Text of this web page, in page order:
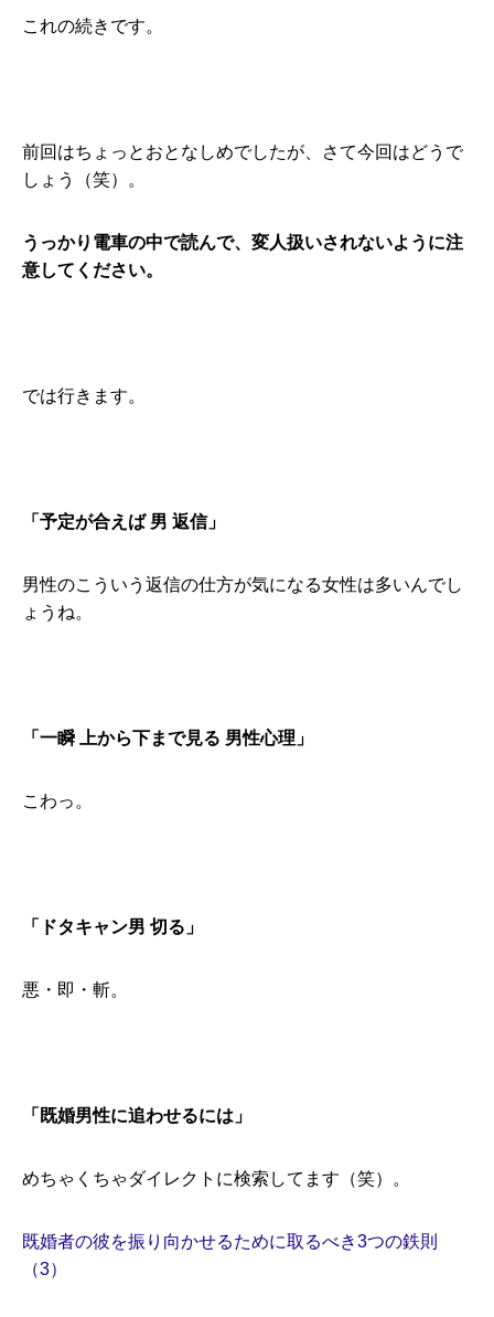
これの続きです。
前回はちょっとおとなしめでしたが、さて今回はどうで
しょう（笑）。
うっかり電車の中で読んで、変人扱いされないように注
意してください。
では行きます。
「予定が合えば 男 返信」
男性のこういう返信の仕方が気になる女性は多いんでし
ょうね。
「一瞬 上から下まで見る 男性心理」
こわっ。
「ドタキャン男 切る」
悪・即・斬。
「既婚男性に追わせるには」
めちゃくちゃダイレクトに検索してます（笑）。
既婚者の彼を振り向かせるために取るべき3つの鉄則
（3）